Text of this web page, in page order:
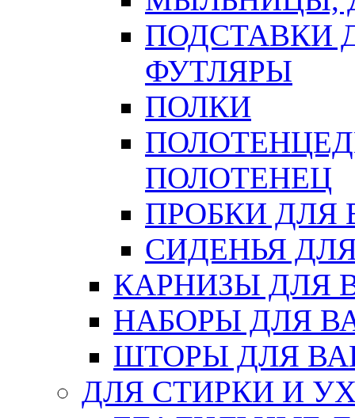
ПОДСТАВКИ
ФУТЛЯРЫ
ПОЛКИ
ПОЛОТЕНЕЦ
ПРОБКИ ДЛЯ
СИДЕНЬЯ
КАРНИЗЫ ДЛЯ
НАБОРЫ ДЛЯ
ШТОРЫ ДЛЯ
ДЛЯ СТИРКИ И